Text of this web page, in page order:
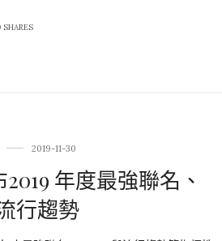
SHARES
2019-11-30
年度最強聯名、
行趨勢